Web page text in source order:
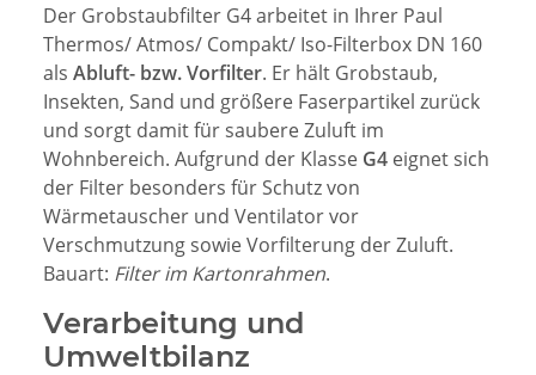
Der Grobstaubfilter G4 arbeitet in Ihrer Paul
Thermos/ Atmos/ Compakt/ Iso-Filterbox DN 160
als Abluft- bzw. Vorfilter. Er hält Grobstaub,
Insekten, Sand und größere Faserpartikel zurück
und sorgt damit für saubere Zuluft im
Wohnbereich. Aufgrund der Klasse G4 eignet sich
der Filter besonders für Schutz von
Wärmetauscher und Ventilator vor
Verschmutzung sowie Vorfilterung der Zuluft.
Bauart: Filter im Kartonrahmen.
Verarbeitung und
Umweltbilanz